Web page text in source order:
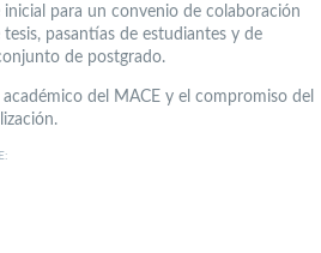
para un convenio de colaboración
pasantías de estudiantes y de
de postgrado.
del MACE y el compromiso del